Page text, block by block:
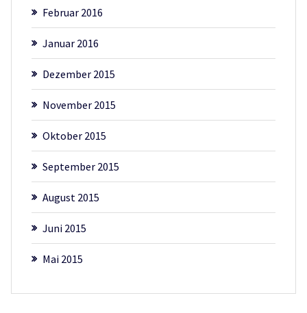
Februar 2016
Januar 2016
Dezember 2015
November 2015
Oktober 2015
September 2015
August 2015
Juni 2015
Mai 2015